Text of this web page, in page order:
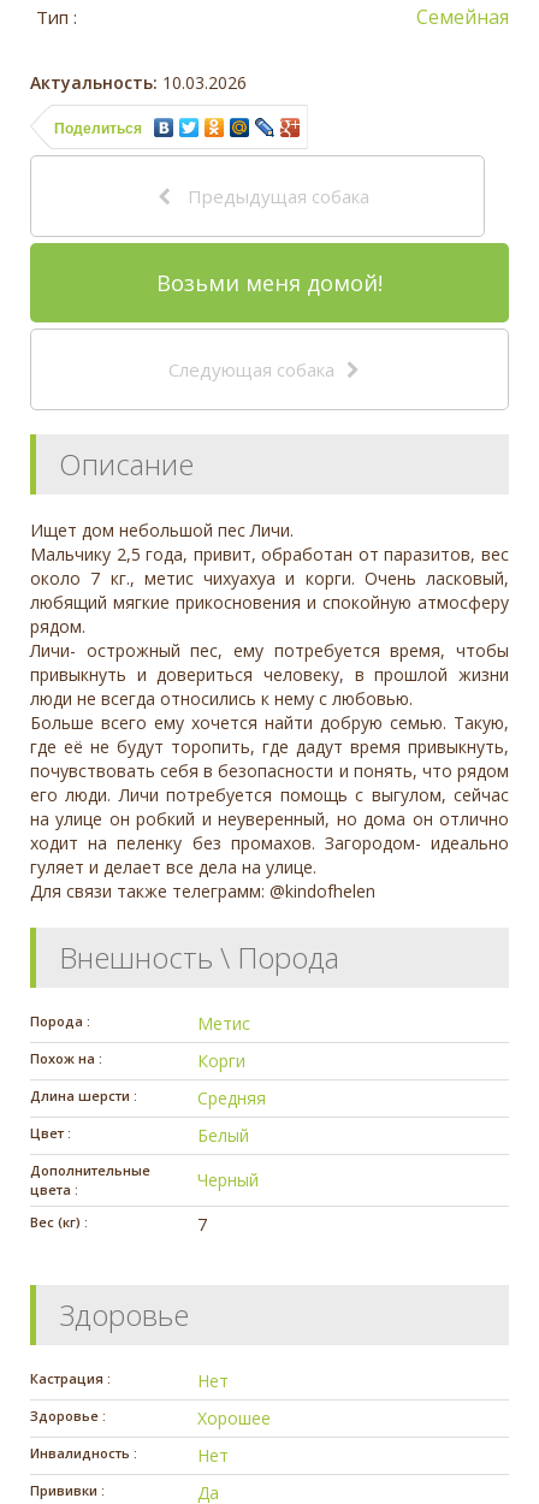
Тип : Семейная
Актуальность: 10.03.2026
Поделиться
Предыдущая собака
Возьми меня домой!
Следующая собака
Описание
Ищет дом небольшой пес Личи.
Мальчику 2,5 года, привит, обработан от паразитов, вес
около 7 кг., метис чихуахуа и корги. Очень ласковый,
любящий мягкие прикосновения и спокойную атмосферу
рядом.
Личи- острожный пес, ему потребуется время, чтобы
привыкнуть и довериться человеку, в прошлой жизни
люди не всегда относились к нему с любовью.
Больше всего ему хочется найти добрую семью. Такую,
где её не будут торопить, где дадут время привыкнуть,
почувствовать себя в безопасности и понять, что рядом
его люди. Личи потребуется помощь с выгулом, сейчас
на улице он робкий и неуверенный, но дома он отлично
ходит на пеленку без промахов. Загородом- идеально
гуляет и делает все дела на улице.
Для связи также телеграмм: @kindofhelen
Внешность \ Порода
Порода : Метис
Похож на : Корги
Длина шерсти : Средняя
Цвет : Белый
Дополнительные
цвета :
Черный
Вес (кг) : 7
Здоровье
Кастрация : Нет
Здоровье : Хорошее
Инвалидность : Нет
Прививки : Да